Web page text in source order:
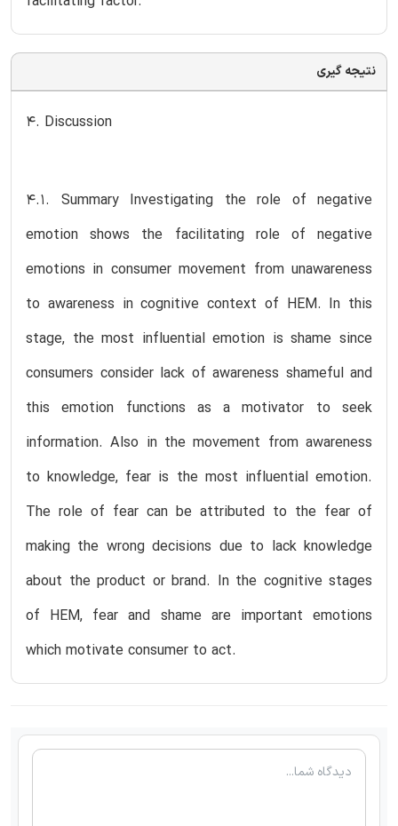
نتیجه گیری
4. Discussion
4.1. Summary Investigating the role of negative
emotion shows the facilitating role of negative
emotions in consumer movement from unawareness
to awareness in cognitive context of HEM. In this
stage, the most influential emotion is shame since
consumers consider lack of awareness shameful and
this emotion functions as a motivator to seek
information. Also in the movement from awareness
to knowledge, fear is the most influential emotion.
The role of fear can be attributed to the fear of
making the wrong decisions due to lack knowledge
about the product or brand. In the cognitive stages
of HEM, fear and shame are important emotions
which motivate consumer to act.